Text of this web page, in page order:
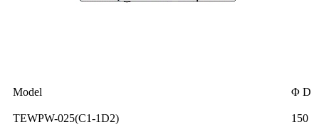
Model Φ D
TEWPW-025(C1-1D2) 150